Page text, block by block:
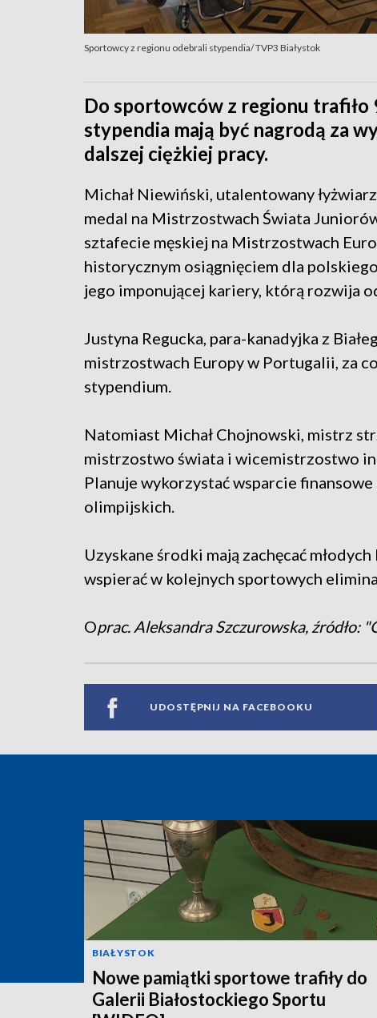
Sportowcy z regionu odebrali stypendia/ TVP3 Białystok
Do sportowców z regionu trafiło
stypendia mają być nagrodą za
dalszej ciężkiej pracy.
Michał Niewiński, utalentowany
medal na Mistrzostwach Świata
sztafecie męskiej na Mistrzostwach
historycznym osiągnięciem dla
jego imponującej kariery, którą rozwija
Justyna Regucka, para-kanadyjka z
mistrzostwach Europy w Portugalii, za
stypendium.
Natomiast Michał Chojnowski, mistrz
mistrzostwo świata i wicemistrzostwo
Planuje wykorzystać wsparcie
olimpijskich.
Uzyskane środki mają zachęcać
wspierać w kolejnych sportowych
Oprac. Aleksandra Szczurowska, źródło:
UDOSTĘPNIJ NA FACEBOOKU
BIAŁYSTOK
Nowe pamiątki sportowe trafiły do
Galerii Białostockiego Sportu